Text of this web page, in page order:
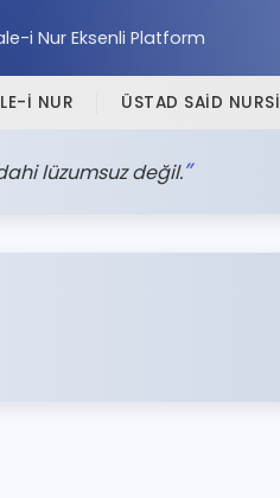
i Nur Eksenli Platform
İ NUR ÜSTAD SAİD NURSİ
lüzumsuz değil.